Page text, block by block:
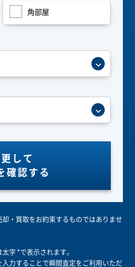
角部屋
して
確認する
・買取をお約束するものではありませ
字 *で表示されます。
力することで瞬間査定をご利用いただ